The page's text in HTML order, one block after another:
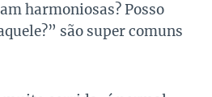
harmoniosas? Posso
são super comuns